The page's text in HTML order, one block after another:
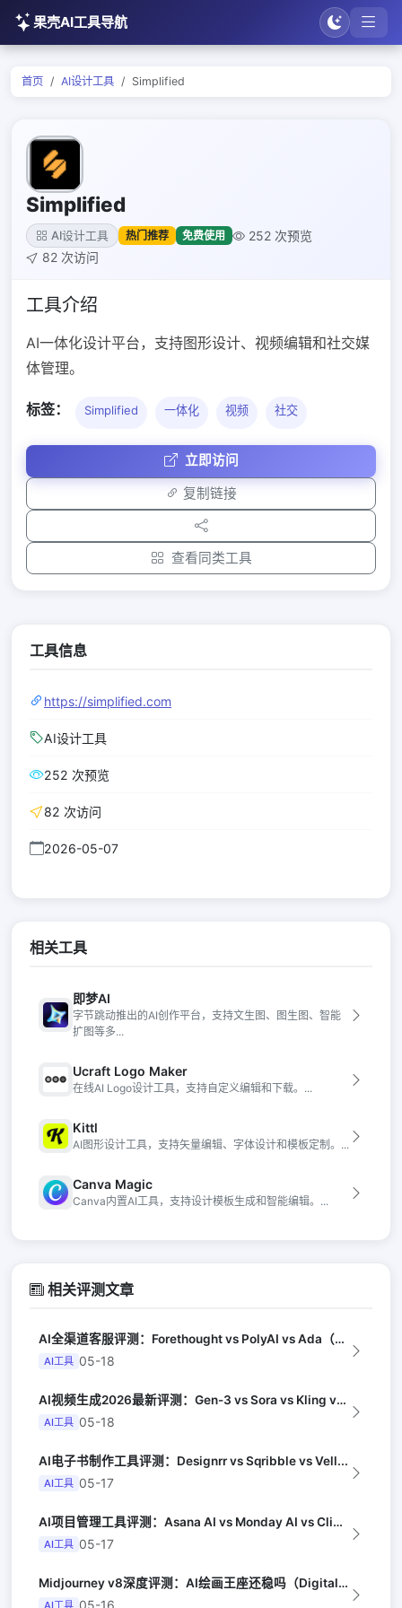
果壳AI工具导航
首页 AI设计工具 Simplified
Simplified
AI设计工具 热门推荐 免费使用
252 次预览
82 次访问
工具介绍
AI一体化设计平台，支持图形设计、视频编辑和社交媒
体管理。
标签： Simplified 一体化 视频 社交
立即访问
复制链接
查看同类工具
工具信息
https://simplified.com
AI设计工具
252 次预览
82 次访问
2026-05-07
相关工具
即梦AI
字节跳动推出的AI创作平台，支持文生图、图生图、智能
扩图等多...
Ucraft Logo Maker
在线AI Logo设计工具，支持自定义编辑和下载。...
Kittl
AI图形设计工具，支持矢量编辑、字体设计和模板定制。...
Canva Magic
Canva内置AI工具，支持设计模板生成和智能编辑。...
相关评测文章
AI全渠道客服评测：Forethought vs PolyAI vs Ada（G...
AI工具 05-18
AI视频生成2026最新评测：Gen-3 vs Sora vs Kling vs...
AI工具 05-18
AI电子书制作工具评测：Designrr vs Sqribble vs Vell...
AI工具 05-17
AI项目管理工具评测：Asana AI vs Monday AI vs Clic...
AI工具 05-17
Midjourney v8深度评测：AI绘画王座还稳吗（Digital Arts...
AI工具 05-16